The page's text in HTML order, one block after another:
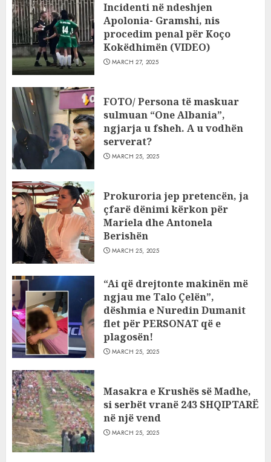
Incidenti në ndeshjen
Apolonia- Gramshi, nis
procedim penal për Koço
Kokëdhimën (VIDEO)
MARCH 27, 2025
FOTO/ Persona të maskuar
sulmuan “One Albania”,
ngjarja u fsheh. A u vodhën
serverat?
MARCH 25, 2025
Prokuroria jep pretencën, ja
çfarë dënimi kërkon për
Mariela dhe Antonela
Berishën
MARCH 25, 2025
“Ai që drejtonte makinën më
ngjau me Talo Çelën”,
dëshmia e Nuredin Dumanit
flet për PERSONAT që e
plagosën!
MARCH 25, 2025
Masakra e Krushës së Madhe,
si serbët vranë 243 SHQIPTARË
në një vend
MARCH 25, 2025